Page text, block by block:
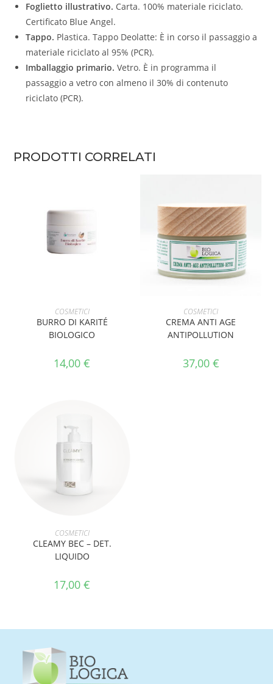
Foglietto illustrativo. Carta. 100% materiale riciclato.
Certificato Blue Angel.
Tappo. Plastica. Tappo Deolatte: È in corso il passaggio a
materiale riciclato al 95% (PCR).
Imballaggio primario. Vetro. È in programma il
passaggio a vetro con almeno il 30% di contenuto
riciclato (PCR).
PRODOTTI CORRELATI
AGGIUNGI AL CARRELLO
COSMETICI
BURRO DI KARITÉ
BIOLOGICO
14,00€
AGGIUNGI AL CARRELLO
COSMETICI
CREMA ANTI AGE
ANTIPOLLUTION
37,00 €
AGGIUNGI AL CARRELLO
COSMETICI
CLEAMY BEC – DET.
LIQUIDO
17,00€